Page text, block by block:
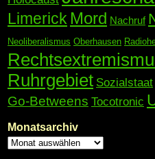
Limerick Mord Nachruf
Neoliberalismus Oberhausen
Ruhrgebiet Sozialstaat
Go-Betweens Tocotronic
Monatsarchiv